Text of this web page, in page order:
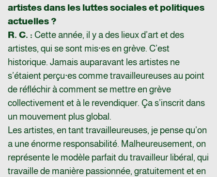
artistes dans les luttes sociales et politiques
actuelles ?
R. C. : Cette année, il y a des lieux d’art et des
artistes, qui se sont mis·es en grève. C’est
historique. Jamais auparavant les artistes ne
s’étaient perçu·es comme travailleureuses au point
de réfléchir à comment se mettre en grève
collectivement et à le revendiquer. Ça s’inscrit dans
un mouvement plus global.
Les artistes, en tant travailleureuses, je pense qu’on
a une énorme responsabilité. Malheureusement, on
représente le modèle parfait du travailleur libéral, qui
travaille de manière passionnée, gratuitement et en